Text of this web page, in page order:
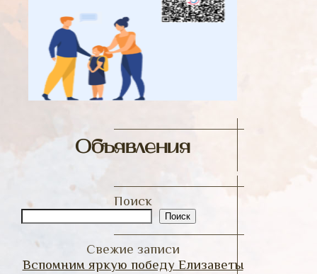
Объявления
Поиск
Поиск
Свежие записи
Вспомним яркую победу Елизаветы